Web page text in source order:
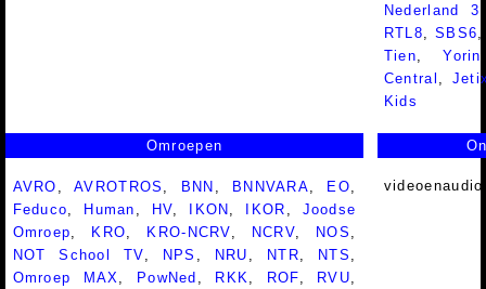
Nederland
RTL8 ,SBS6
Tien ,Yorin
Central
Kids
Omroepen
AVRO ,AVROTROS , BNN , BNNVARA, EO,
Feduco, Human , HV, IKON , IKOR , Joodse
Omroep, KRO, KRO-NCRV, NCRV, NOS ,
NOT School TV, NPS , NRU , NTR, NTS ,
Omroep MAX, PowNed , RKK, ROF, RVU,